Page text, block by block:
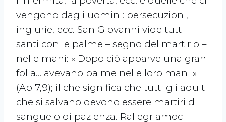
vengono dagli uomini: persecuzioni,
ingiurie, ecc. San Giovanni vide tutti i
santi con le palme – segno del martirio –
nelle mani: « Dopo ciò apparve una gran
folla… avevano palme nelle loro mani »
(Ap 7,9); il che significa che tutti gli adulti
che si salvano devono essere martiri di
sangue o di pazienza. Rallegriamoci